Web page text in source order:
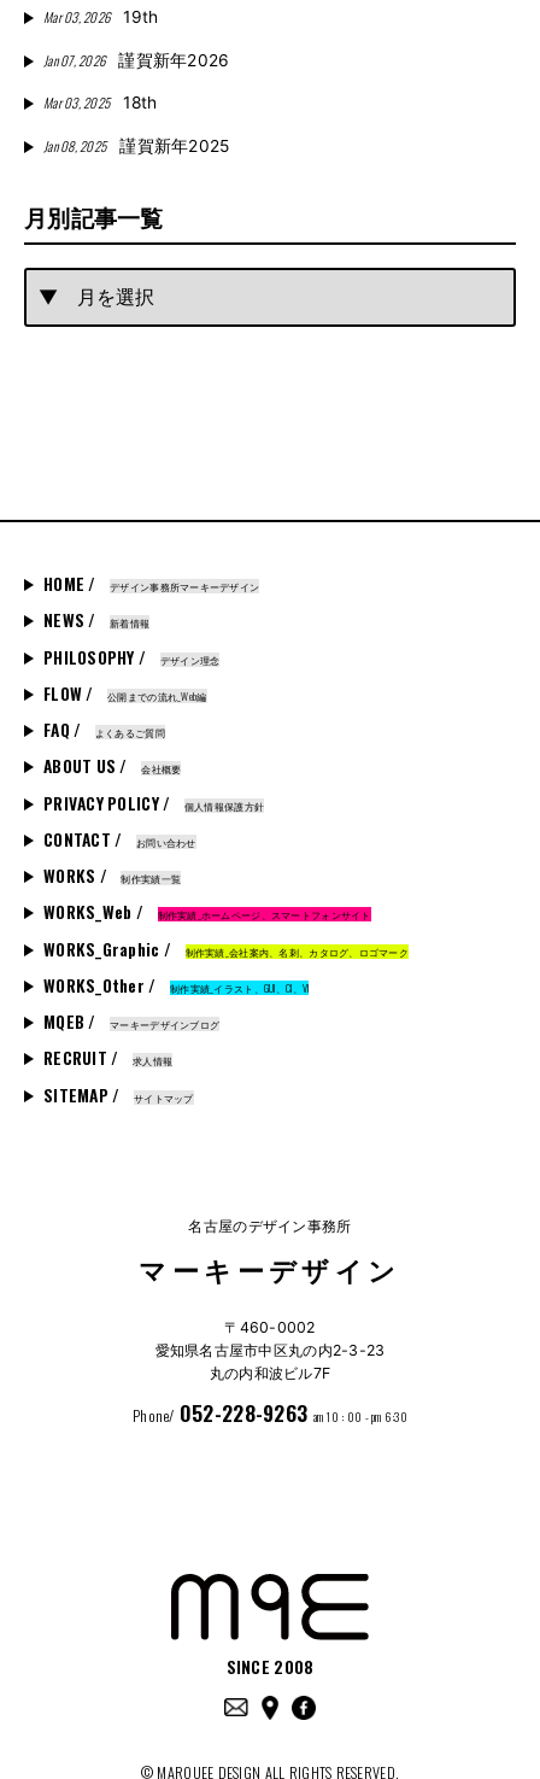
Mar 03, 2026 19th
Jan 07, 2026 謹賀新年2026
Mar 03, 2025 18th
Jan 08, 2025 謹賀新年2025
月別記事一覧
HOME / デザイン事務所マーキーデザイン
NEWS / 新着情報
PHILOSOPHY / デザイン理念
FLOW / 公開までの流れ_Web編
FAQ / よくあるご質問
ABOUT US / 会社概要
PRIVACY POLICY / 個人情報保護方針
CONTACT / お問い合わせ
WORKS / 制作実績一覧
WORKS_Web / 制作実績_ホームページ、スマートフォンサイト
WORKS_Graphic / 制作実績_会社案内、名刺、カタログ、ロゴマーク
WORKS_Other / 制作実績_イラスト、GUI、CI、VI
MQEB / マーキーデザインブログ
RECRUIT / 求人情報
SITEMAP / サイトマップ
名古屋のデザイン事務所
マーキーデザイン
〒460-0002
愛知県名古屋市中区丸の内2-3-23
丸の内和波ビル7F
Phone/ 052-228-9263 am 10 : 00 - pm 6:30
SINCE 2008
© MARQUEE DESIGN ALL RIGHTS RESERVED.